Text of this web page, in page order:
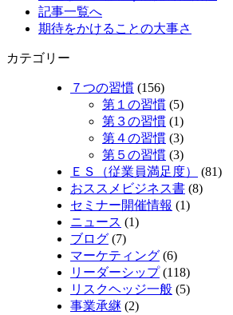
記事一覧へ
期待をかけることの大事さ
カテゴリー
７つの習慣 (156)
第１の習慣 (5)
第３の習慣 (1)
第４の習慣 (3)
第５の習慣 (3)
ＥＳ（従業員満足度）
(81)
おススメビジネス書 (8)
セミナー開催情報 (1)
ニュース (1)
ブログ (7)
マーケティング (6)
リーダーシップ(118)
リスクヘッジ一般 (5)
事業承継 (2)